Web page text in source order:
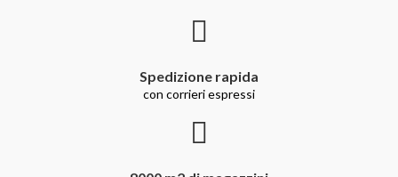
Spedizione rapida
con corrieri espressi